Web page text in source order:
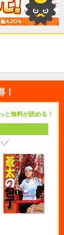
！
と無料が読める！
／